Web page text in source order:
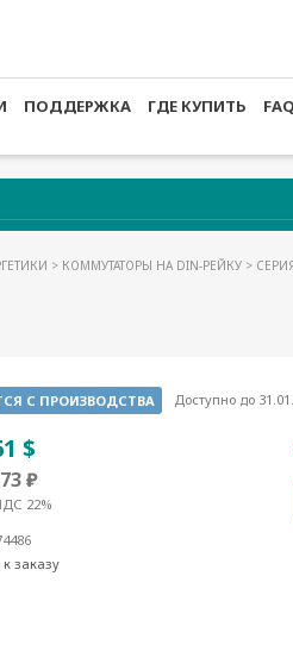
ПОДДЕРЖКА ГДЕ КУПИТЬ FAQ
> КОММУТАТОРЫ НА DIN-РЕЙКУ >
С ПРОИЗВОДСТВА Доступно до
$
₽
22%
заказу